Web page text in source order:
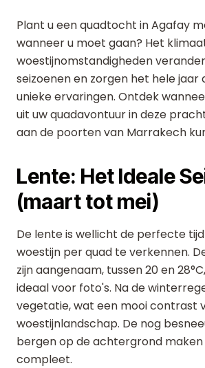
Plant u een quadtocht in Agafay
wanneer u moet gaan? Het
woestijnomstandigheden
seizoenen en zorgen het hele jaar
unieke ervaringen. Ontdek
uit uw quadavontuur in deze
aan de poorten van Marrakech
Lente: Het Ideale
(maart tot mei)
De lente is wellicht de perfecte
woestijn per quad te verkennen.
zijn aangenaam, tussen 20 en
ideaal voor foto's. Na de
vegetatie, wat een mooi contrast
woestijnlandschap. De nog
bergen op de achtergrond
compleet.